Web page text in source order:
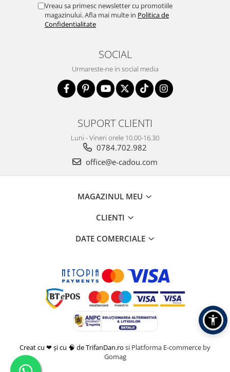
Vreau sa primesc newsletter cu promotiile
magazinului. Afla mai multe in Politica de
Confidentialitate
SOCIAL
Urmareste-ne in social media
SUPORT CLIENTI
Luni - Vineri orele 10.00-16.30
0784.702.982
office@e-cadou.com
MAGAZINUL MEU
CLIENTI
DATE COMERCIALE
Creat cu ❤ și cu 🧠 de TrifanDan.ro si Platforma E-commerce by
Gomag